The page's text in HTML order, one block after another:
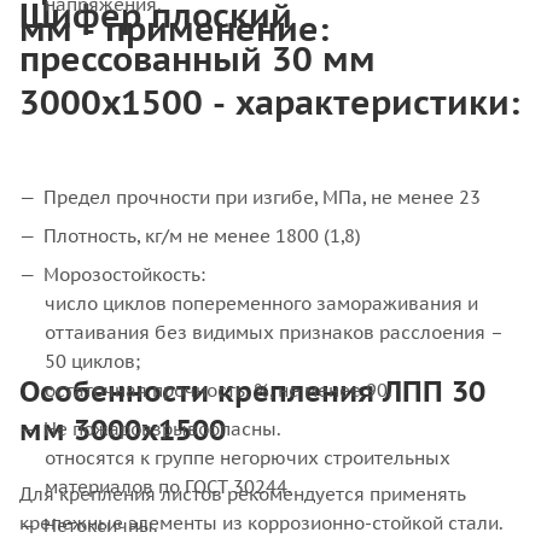
мм - применение:
Шифер плоский
прессованный 30 мм
3000х1500 - характеристики:
Предел прочности при изгибе, МПа, не менее 23
Плотность, кг/м не менее 1800 (1,8)
Морозостойкость:
число циклов попеременного замораживания и
оттаивания без видимых признаков расслоения –
50 циклов;
остаточная прочность, %, не менее 90.
Не пожаровзрывоопасны.
относятся к группе негорючих строительных
материалов по ГОСТ 30244.
Нетоксичны.
Особенности крепления ЛПП 30
мм 3000х1500
Для крепления листов рекомендуется применять
крепежные элементы из коррозионно-стойкой стали.